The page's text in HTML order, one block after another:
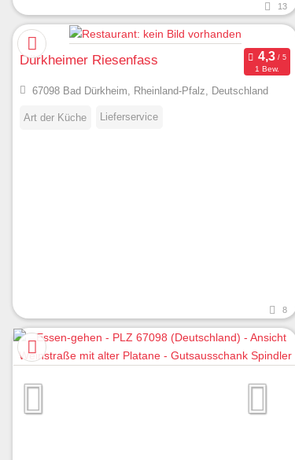
13
Dürkheimer Riesenfass
1 Bew.
67098 Bad Dürkheim, Rheinland-Pfalz, Deutschland
Art der Küche Lieferservice
8